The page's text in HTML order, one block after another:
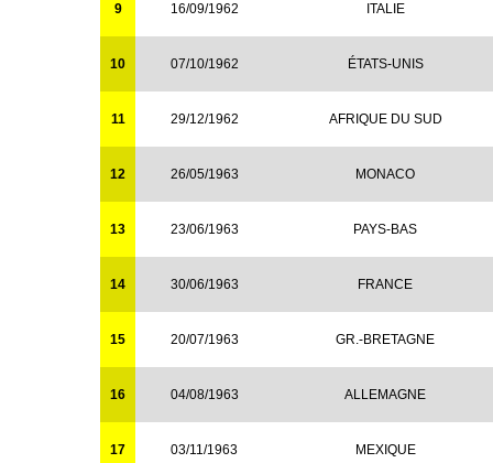
9 16/09/1962 ITALIE
10 07/10/1962 ÉTATS-UNIS
11 29/12/1962 AFRIQUE DU SUD
12 26/05/1963 MONACO
13 23/06/1963 PAYS-BAS
14 30/06/1963 FRANCE
15 20/07/1963 GR.-BRETAGNE
16 04/08/1963 ALLEMAGNE
17 03/11/1963 MEXIQUE